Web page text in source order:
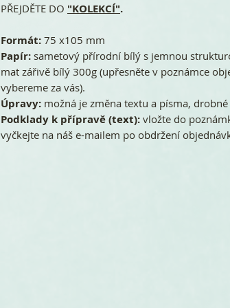
PŘEJDĚTE DO "KOLEKCÍ".
Formát: 75 x105 mm
Papír: sametový přírodní bílý s jemnou
mat zářivě bílý 300g (upřesněte v poznámce
vybereme za vás).
Úpravy: možná je změna textu a písma,
Podklady k přípravě (text): vložte do
vyčkejte na náš e-mailem po obdržení